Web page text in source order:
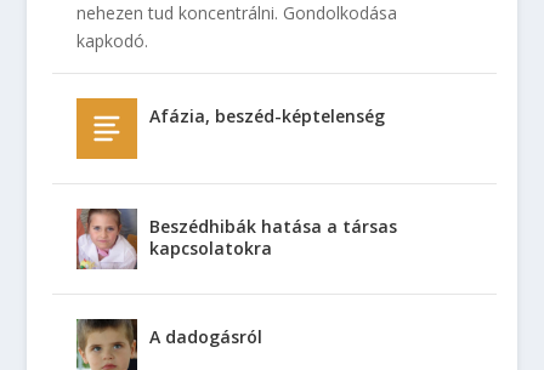
nehezen tud koncentrálni. Gondolkodása
kapkodó.
Afázia, beszéd-képtelenség
Beszédhibák hatása a társas
kapcsolatokra
A dadogásról